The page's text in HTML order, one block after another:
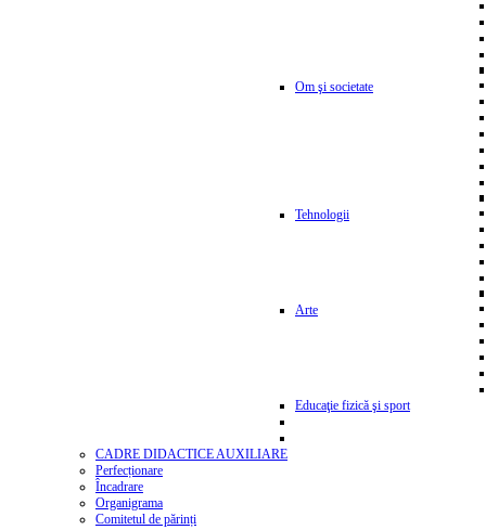
Om şi societate
Tehnologii
Arte
Educaţie fizică şi sport
CADRE DIDACTICE AUXILIARE
Perfecționare
Încadrare
Organigrama
Comitetul de părinți